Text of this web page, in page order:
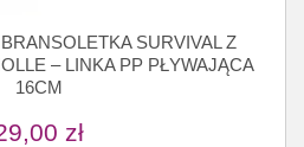
SURVIVAL Z
– LINKA PP PŁYWAJĄCA
16CM
zł